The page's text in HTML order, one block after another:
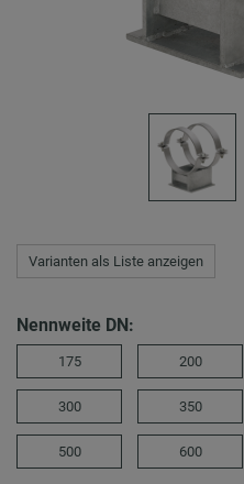
Varianten als Liste anzeigen
Nennweite DN:
175 200
300 350
500 600